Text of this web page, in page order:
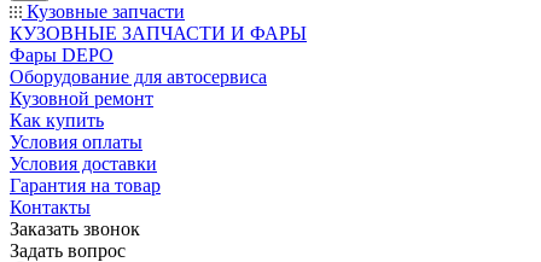
Кузовные запчасти
КУЗОВНЫЕ ЗАПЧАСТИ И ФАРЫ
Фары DEPO
Оборудование для автосервиса
Кузовной ремонт
Как купить
Условия оплаты
Условия доставки
Гарантия на товар
Контакты
Заказать звонок
Задать вопрос